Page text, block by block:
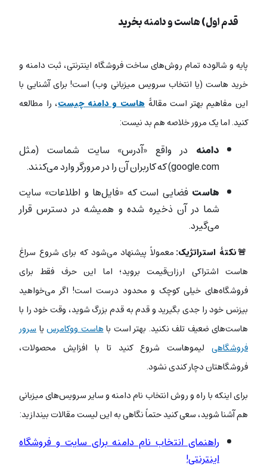
قدم اول) هاست و دامنه بخرید
پایه و شالوده تمام‌ روش‌های ساخت فروشگاه اینترنتی، ثبت دامنه و
خرید هاست (یا انتخاب سرویس میزبانی وب) است! برای آشنایی با
این مفاهیم بهتر است مقالۀ هاست و دامنه چیست، را مطالعه
کنید. اما یک مرور خلاصه هم بد نیست:
دامنه در واقع «آدرس» سایت شماست (مثل
google.com) که کاربران آن را در مرورگر وارد می‌کنند.
هاست فضایی است که «فایل‌ها و اطلاعات» سایت
شما در آن ذخیره شده و همیشه در دسترس قرار
می‌گیرد.
🚨نکتۀ استراتژیک:معمولاً پیشنهاد می‌شود که برای شروع سراغ
هاست اشتراکی ارزان‌قیمت بروید؛ اما این حرف فقط برای
فروشگاه‌های خیلی کوچک و محدود درست است! اگر می‌خواهید
بیزنس خود را جدی بگیرید و قدم به قدم بزرگ شوید، وقت خود را با
هاست‌های ضعیف تلف نکنید. بهتر است باهاست ووکامرسیاسرور
فروشگاهی لیموهاست شروع کنید تا با افزایش محصولات،
فروشگاهتان دچار کندی نشود.
برای اینکه با راه و روش انتخاب نام دامنه و سایر سرویس‌های میزبانی
هم آشنا شوید، سعی کنید حتماً نگاهی به این لیست مقالات بیندازید:
راهنمای انتخاب نام دامنه برای سایت و فروشگاه
اینترنتی!